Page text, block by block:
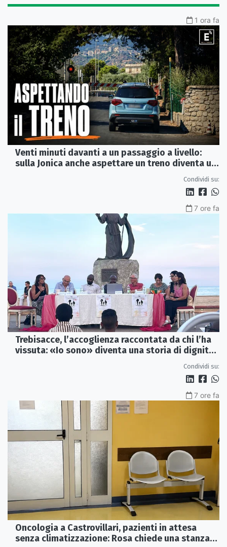
1 ora fa
Venti minuti davanti a un passaggio a livello:
sulla Jonica anche aspettare un treno diventa un
Condividi su:
7 ore fa
Trebisacce, l’accoglienza raccontata da chi l’ha
vissuta: «Io sono» diventa una storia di dignità
Condividi su:
7 ore fa
Oncologia a Castrovillari, pazienti in attesa
senza climatizzazione: Rosa chiede una stanza